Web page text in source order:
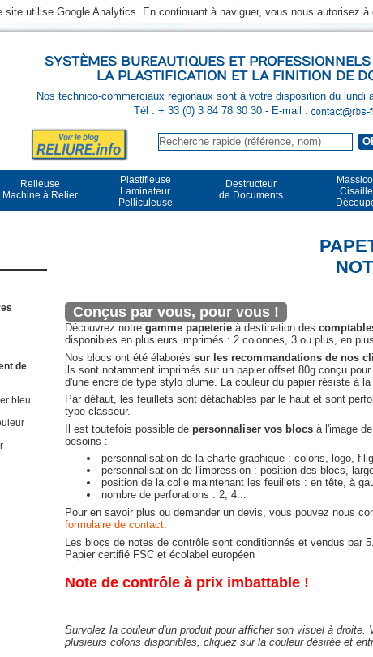
site utilise Google Analytics. En continuant à naviguer, vous nous autorisez
SYSTÈMES BUREAUTIQUES ET
LA PLASTIFICATION ET LA FINITION DE
Nos technico-commerciaux régionaux sont à votre disposition du lundi
Tél : + 33 (0) 3 84 78 30 30 - E-mail :
Relieuse
Machine à Relier
Plastifieuse
Laminateur
Pelliculeuse
Destructeur
de Documents
Cisaille
de
bleu
Conçus par vous, pour vous !
Découvrez notregamme papeterie à destination des
disponibles en plusieurs imprimés : 2 colonnes, 3 ou plus, en
Nos blocs ont été élaboréssur les recommandations de nos
ils sont notamment imprimés sur un papier offset 80g conçu
d'une encre de type stylo plume. La couleur du papier résiste à
Par défaut, les feuillets sont détachables par le haut et sont
type classeur.
Il est toutefois possible depersonnaliser vos blocs à l'image
besoins :
personnalisation de la charte graphique : coloris, logo,
personnalisation de l'impression : position des blocs,
position de la colle maintenant les feuillets : en tête, à
nombre de perforations : 2, 4...
Pour en savoir plus ou demander un devis, vous pouvez nous
formulaire de contact
Les blocs de notes de contrôle sont conditionnés et vendus par 5.
Papier certifié FSC et écolabel européen
Note de contrôle à prix imbattable !
Survolez la couleur d'un produit pour afficher son visuel à
plusieurs coloris disponibles, cliquez sur la couleur désirée et